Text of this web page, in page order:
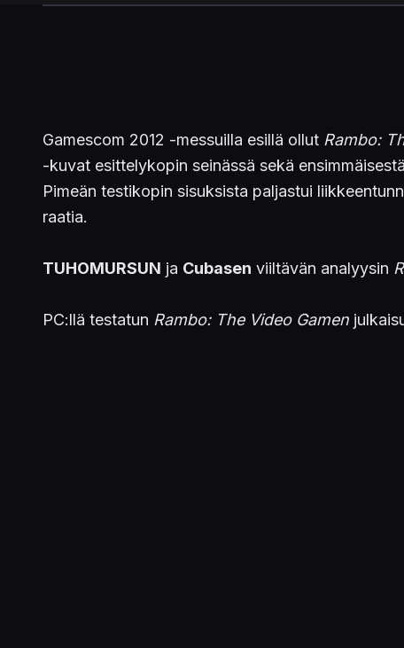
Gamescom 2012 -messuilla esillä ollut Rambo:
-kuvat esittelykopin seinässä sekä
Pimeän testikopin sisuksista paljastui
raatia.
TUHOMURSUN ja Cubasen viiltävän analyysin
PC:llä testatun Rambo: The Video Gamen